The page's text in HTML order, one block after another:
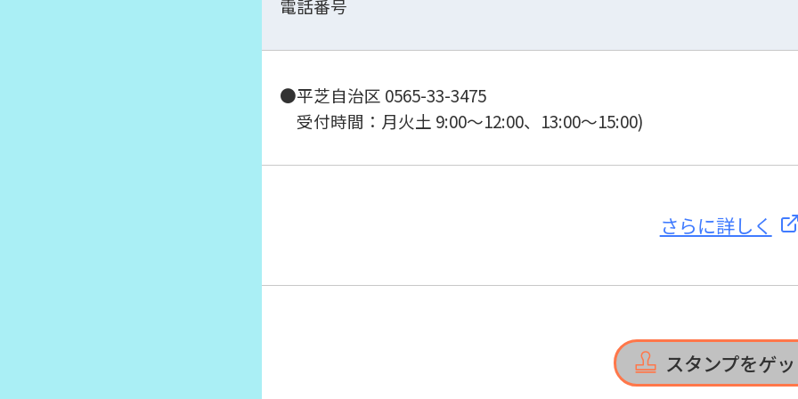
電話番号
●平芝自治区 0565-33-3475
受付時間：月火土 9:00～12:00、13:00～15:00)
さらに詳しく
スタンプをゲ